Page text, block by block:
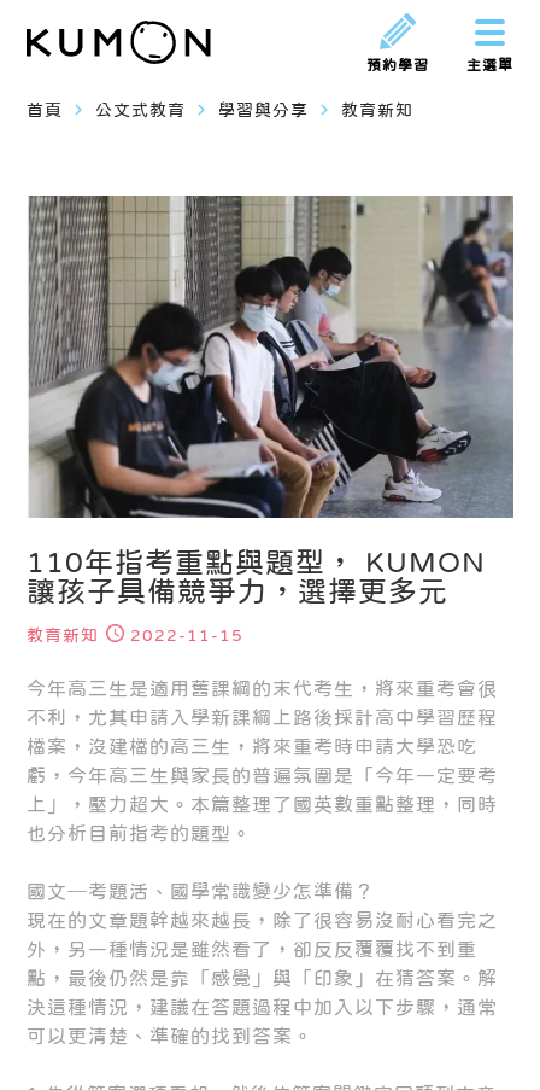
主選單
預約學習
首頁 navigate_next 公文式教育 navigate_next 學習與分享 navigate_next 教育新知
110年指考重點與題型， KUMON
讓孩子具備競爭力，選擇更多元
教育新知 2022-11-15
今年高三生是適用舊課綱的末代考生，將來重考會很
不利，尤其申請入學新課綱上路後採計高中學習歷程
檔案，沒建檔的高三生，將來重考時申請大學恐吃
虧，今年高三生與家長的普遍氛圍是「今年一定要考
上」，壓力超大。本篇整理了國英數重點整理，同時
也分析目前指考的題型。
國文─考題活、國學常識變少怎準備？
現在的文章題幹越來越長，除了很容易沒耐心看完之
外，另一種情況是雖然看了，卻反反覆覆找不到重
點，最後仍然是靠「感覺」與「印象」在猜答案。解
決這種情況，建議在答題過程中加入以下步驟，通常
可以更清楚、準確的找到答案。